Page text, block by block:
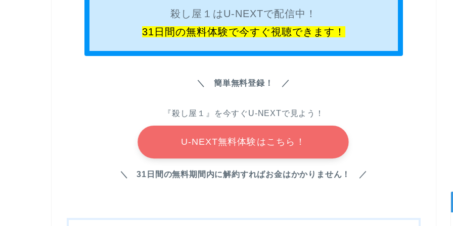
殺し屋１はU-NEXTで配信中！
31日間の無料体験で今すぐ視聴できます！
＼ 簡単無料登録！ ／
『殺し屋１』を今すぐU-NEXTで見よう！
U-NEXT無料体験はこちら！
＼ 31日間の無料期間内に解約すればお金はかかりません！ ／